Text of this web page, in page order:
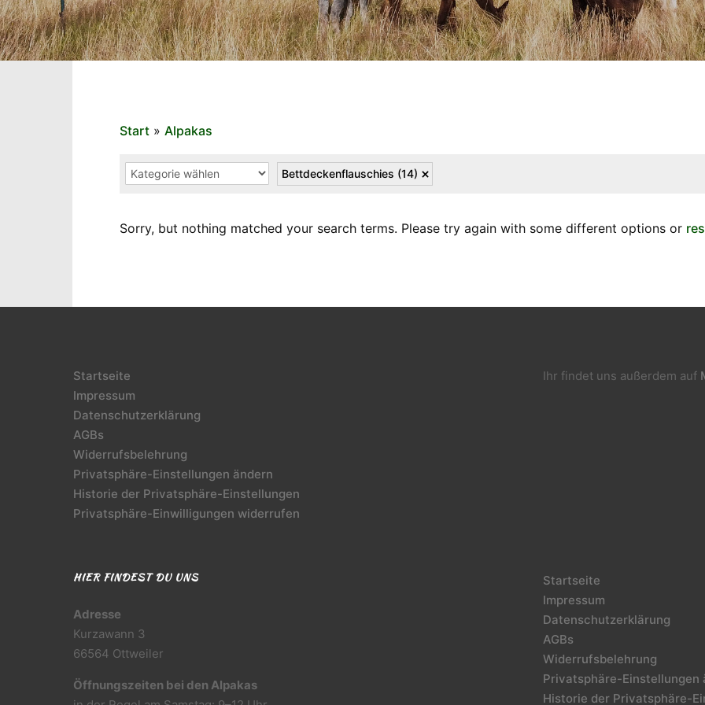
Start » Alpakas
Bettdeckenflauschies (14)
Sorry, but nothing matched your search terms. Please try again with some different options or
Startseite
Impressum
Datenschutzerklärung
AGBs
Widerrufsbelehrung
Privatsphäre-Einstellungen ändern
Historie der Privatsphäre-Einstellungen
Privatsphäre-Einwilligungen widerrufen
Ihr findet uns außerdem auf
HIER FINDEST DU UNS
Adresse
Kurzawann 3
66564 Ottweiler
Öffnungszeiten bei den Alpakas
Startseite
Impressum
Datenschutzerklärung
AGBs
Widerrufsbelehrung
Privatsphäre-Einstellungen
Historie der Privatsphäre-